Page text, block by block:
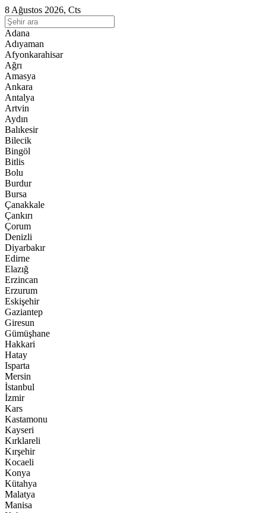
8 Ağustos 2026, Cts
Adana
Adıyaman
Afyonkarahisar
Ağrı
Amasya
Ankara
Antalya
Artvin
Aydın
Balıkesir
Bilecik
Bingöl
Bitlis
Bolu
Burdur
Bursa
Çanakkale
Çankırı
Çorum
Denizli
Diyarbakır
Edirne
Elazığ
Erzincan
Erzurum
Eskişehir
Gaziantep
Giresun
Gümüşhane
Hakkari
Hatay
Isparta
Mersin
İstanbul
İzmir
Kars
Kastamonu
Kayseri
Kırklareli
Kırşehir
Kocaeli
Konya
Kütahya
Malatya
Manisa